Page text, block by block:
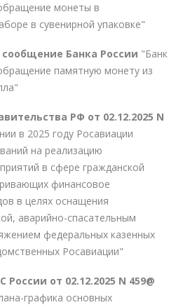
монеты в
в сувенирной упаковке"
Банка России "Банк
памятную монету из
РФ от 02.12.2025 N
в 2025 году Росавиации
на реализацию
в сфере гражданской
финансовое
в целях оснащения
аварийно-спасательным
федеральных казенных
Росавиации"
от 02.12.2025 N 459@
графика основных